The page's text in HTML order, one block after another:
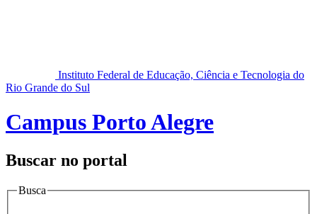
Instituto Federal de Educação, Ciência e Tecnologia do
Rio Grande do Sul
Campus Porto Alegre
Buscar no portal
Busca